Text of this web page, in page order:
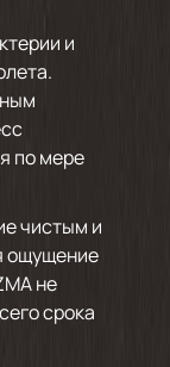
и
по мере
чистым и
ощущение
не
срока